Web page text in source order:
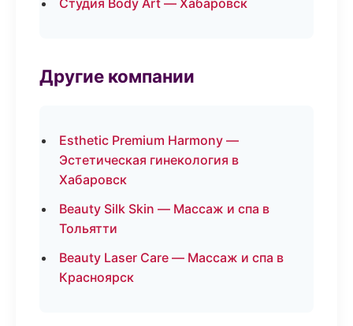
Студия Body Art — Хабаровск
Другие компании
Esthetic Premium Harmony —
Эстетическая гинекология в
Хабаровск
Beauty Silk Skin — Массаж и спа в
Тольятти
Beauty Laser Care — Массаж и спа в
Красноярск